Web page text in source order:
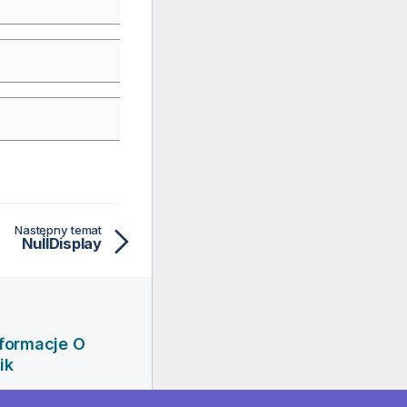
Następny temat
NullDisplay
O